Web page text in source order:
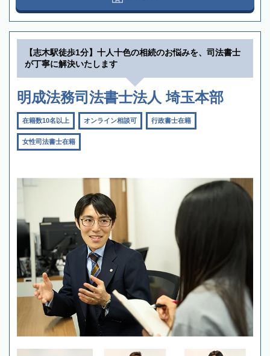
【志木駅徒歩1分】十人十色の相続のお悩みを、司法書士
が丁寧に解決いたします
明成法務司法書士法人 埼玉本部
在籍数10名以上 オンライン相談可 行政書士在籍
女性司法書士在籍